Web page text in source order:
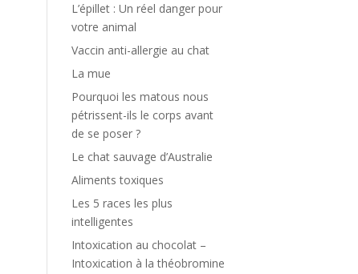
L’épillet : Un réel danger pour
votre animal
Vaccin anti-allergie au chat
La mue
Pourquoi les matous nous
pétrissent-ils le corps avant
de se poser ?
Le chat sauvage d’Australie
Aliments toxiques
Les 5 races les plus
intelligentes
Intoxication au chocolat –
Intoxication à la théobromine